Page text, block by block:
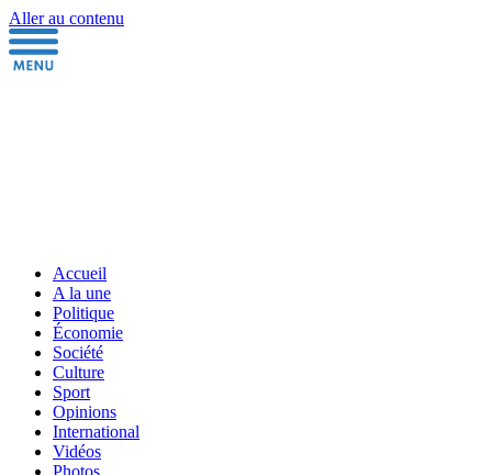
Aller au contenu
Accueil
A la une
Politique
Économie
Société
Culture
Sport
Opinions
International
Vidéos
Photos